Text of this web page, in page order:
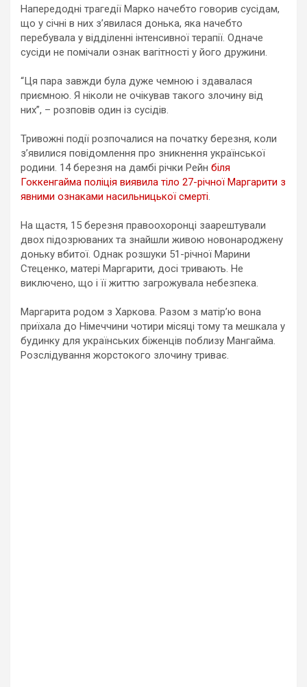
Напередодні трагедії Марко начебто говорив сусідам,
що у січні в них з’явилася донька, яка начебто
перебувала у відділенні інтенсивної терапії. Одначе
сусіди не помічали ознак вагітності у його дружини.
“Ця пара завжди була дуже чемною і здавалася
приємною. Я ніколи не очікував такого злочину від
них”, – розповів один із сусідів.
Тривожні події розпочалися на початку березня, коли
з’явилися повідомлення про зникнення української
родини. 14 березня на дамбі річки Рейн біля
Гоккенгайма поліція виявила тіло 27-річної Маргарити з
явними ознаками насильницької смерті.
На щастя, 15 березня правоохоронці заарештували
двох підозрюваних та знайшли живою новонароджену
доньку вбитої. Однак розшуки 51-річної Марини
Стеценко, матері Маргарити, досі тривають. Не
виключено, що і її життю загрожувала небезпека.
Маргарита родом з Харкова. Разом з матір’ю вона
приїхала до Німеччини чотири місяці тому та мешкала у
будинку для українських біженців поблизу Мангайма.
Розслідування жорстокого злочину триває.